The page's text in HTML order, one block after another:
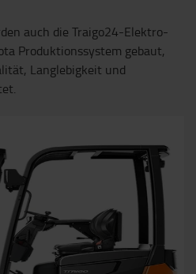
auch die Traigo24-Elektro-
Produktionssystem gebaut,
Langlebigkeit und